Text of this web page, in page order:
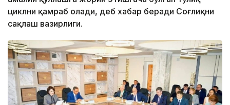
циклни қамраб олади, деб хабар беради Соғлиқни
сақлаш вазирлиги.